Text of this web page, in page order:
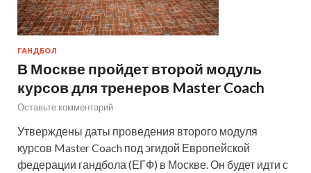
ГАНДБОЛ
В Москве пройдет второй модуль
курсов для тренеров Master Coach
Оставьте комментарий
Утверждены даты проведения второго модуля
курсов Master Coach под эгидой Европейской
федерации гандбола (ЕГФ) в Москве. Он будет идти с